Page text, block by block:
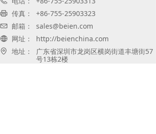
传真：
+86-755-25903323
邮箱：
sales@beien.com
网址：
http://beienchina.com
地址：
广东省深圳市龙岗区横岗街道丰塘街57
号13栋2楼